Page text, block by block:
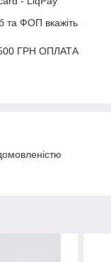
та ФОП вкажіть
ГРН ОПЛАТА